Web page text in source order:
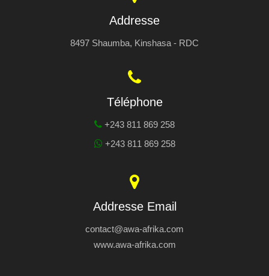
Addresse
8497 Shaumba, Kinshasa - RDC
Téléphone
+243 811 869 258
+243 811 869 258
Addresse Email
contact@awa-afrika.com
www.awa-afrika.com